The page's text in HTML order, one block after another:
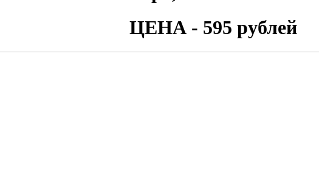
ЦЕНА - 595 рублей